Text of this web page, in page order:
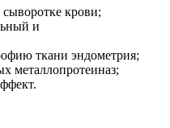
сыворотке крови;
и
ткани эндометрия;
металлопротеиназ;